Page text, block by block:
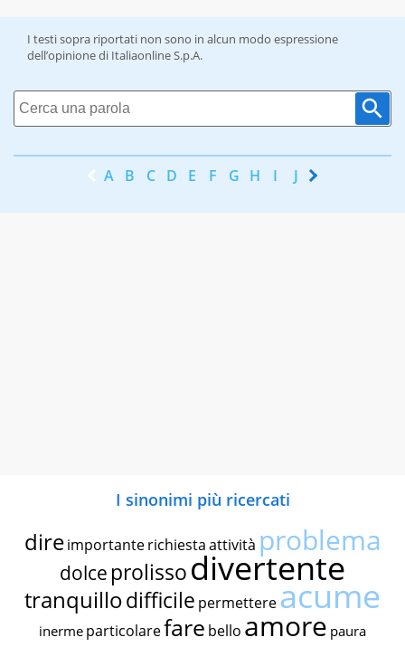
I testi sopra riportati non sono in alcun modo espressione
dell’opinione di Italiaonline S.p.A.
A B C D E F G H I J K
I sinonimi più ricercati
dire importante richiestaattività problema
dolce prolissodivertente
tranquillodifficile permettereacume
inerme particolarefare bello amore paura